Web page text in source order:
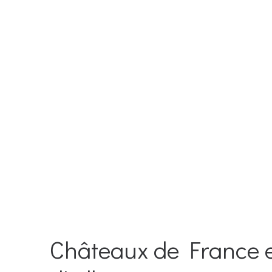
Châteaux de France